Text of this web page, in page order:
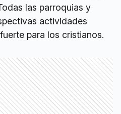
las parroquias y
actividades
para los cristianos.